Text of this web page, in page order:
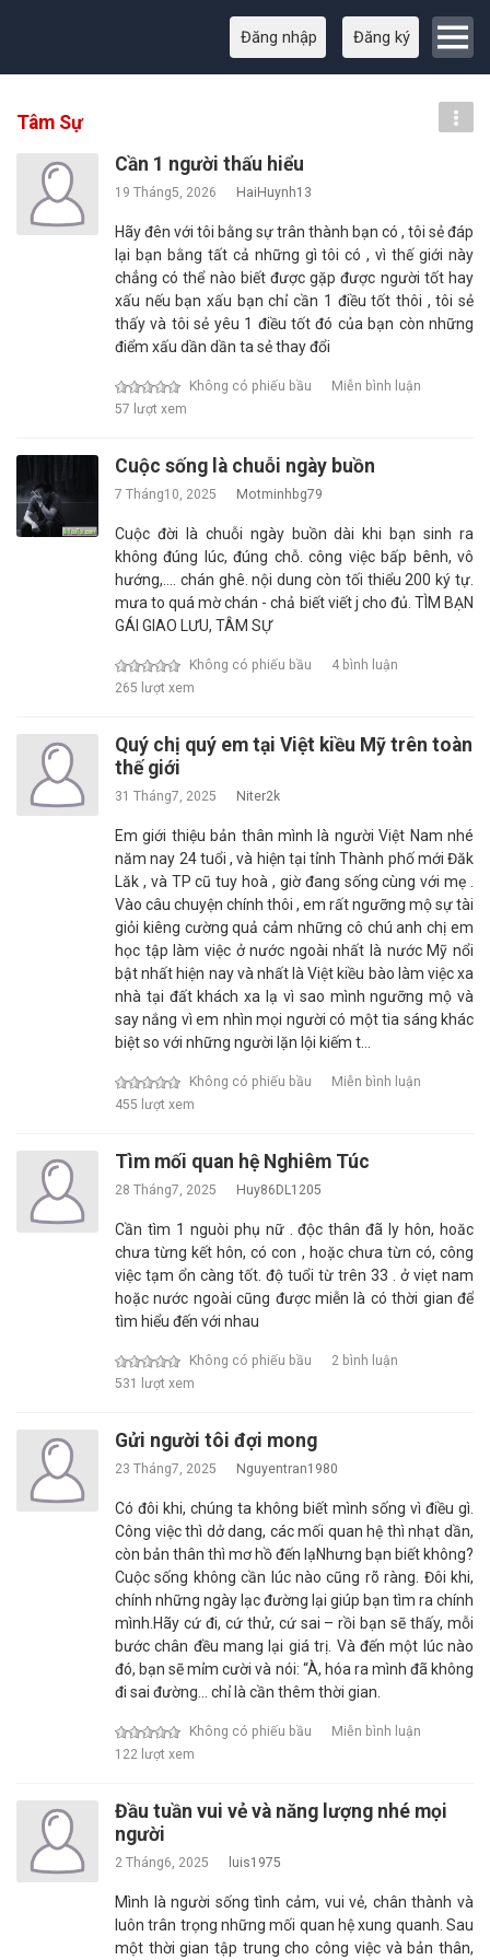
Đăng nhập Đăng ký
Tâm Sự
Cần 1 người thấu hiểu
19 Tháng5, 2026 HaiHuynh13
Hãy đên với tôi bằng sự trân thành bạn có , tôi sẻ đáp
lại bạn bằng tất cả những gì tôi có , vì thế giới này
chẳng có thể nào biết được gặp được người tốt hay
xấu nếu bạn xấu bạn chỉ cần 1 điều tốt thôi , tôi sẻ
thấy và tôi sẻ yêu 1 điều tốt đó của bạn còn những
điểm xấu dần dần ta sẻ thay đổi
Không có phiếu bầu
Miễn bình luận
57 lượt xem
Cuộc sống là chuỗi ngày buồn
7 Tháng10, 2025 Motminhbg79
Cuộc đời là chuỗi ngày buồn dài khi bạn sinh ra
không đúng lúc, đúng chỗ. công việc bấp bênh, vô
hướng,.... chán ghê. nội dung còn tối thiểu 200 ký tự.
mưa to quá mờ chán - chả biết viết j cho đủ. TÌM BẠN
GÁI GIAO LƯU, TÂM SỰ
Không có phiếu bầu
4 bình luận
265 lượt xem
Quý chị quý em tại Việt kiều Mỹ trên toàn
thế giới
31 Tháng7, 2025 Niter2k
Em giới thiệu bản thân mình là người Việt Nam nhé
năm nay 24 tuổi , và hiện tại tỉnh Thành phố mới Đăk
Lăk , và TP cũ tuy hoà , giờ đang sống cùng với mẹ .
Vào câu chuyện chính thôi , em rất ngưỡng mộ sự tài
giỏi kiêng cường quả cảm những cô chú anh chị em
học tập làm việc ở nước ngoài nhất là nước Mỹ nổi
bật nhất hiện nay và nhất là Việt kiều bào làm việc xa
nhà tại đất khách xa lạ vì sao mình ngưỡng mộ và
say nắng vì em nhìn mọi người có một tia sáng khác
biệt so với những người lặn lội kiếm t…
Không có phiếu bầu
Miễn bình luận
455 lượt xem
Tìm mối quan hệ Nghiêm Túc
28 Tháng7, 2025 Huy86DL1205
Cần tìm 1 nguòi phụ nữ . độc thân đã ly hôn, hoăc
chưa từng kết hôn, có con , hoặc chưa từn có, công
việc tạm ổn càng tốt. độ tuổi từ trên 33 . ở viẹt nam
hoặc nước ngoài cũng được miễn là có thời gian để
tìm hiểu đến với nhau
Không có phiếu bầu
2 bình luận
531 lượt xem
Gửi người tôi đợi mong
23 Tháng7, 2025 Nguyentran1980
Có đôi khi, chúng ta không biết mình sống vì điều gì.
Công việc thì dở dang, các mối quan hệ thì nhạt dần,
còn bản thân thì mơ hồ đến lạNhưng bạn biết không?
Cuộc sống không cần lúc nào cũng rõ ràng. Đôi khi,
chính những ngày lạc đường lại giúp bạn tìm ra chính
mình.Hãy cứ đi, cứ thử, cứ sai – rồi bạn sẽ thấy, mỗi
bước chân đều mang lại giá trị. Và đến một lúc nào
đó, bạn sẽ mỉm cười và nói: “À, hóa ra mình đã không
đi sai đường... chỉ là cần thêm thời gian.
Không có phiếu bầu
Miễn bình luận
122 lượt xem
Đầu tuần vui vẻ và năng lượng nhé mọi
người
2 Tháng6, 2025 luis1975
Mình là người sống tình cảm, vui vẻ, chân thành và
luôn trân trọng những mối quan hệ xung quanh. Sau
một thời gian tập trung cho công việc và bản thân,